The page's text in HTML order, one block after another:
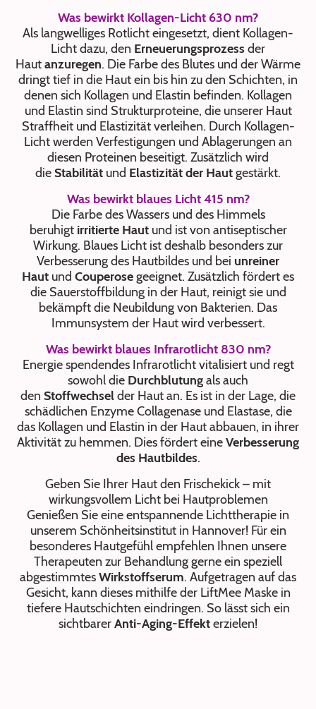
Was bewirkt Kollagen-Licht 630 nm?
Als langwelliges Rotlicht eingesetzt, dient Kollagen-
Licht dazu, den Erneuerungsprozess der
Hautanzuregen. Die Farbe des Blutes und der Wärme
dringt tief in die Haut ein bis hin zu den Schichten, in
denen sich Kollagen und Elastin befinden. Kollagen
und Elastin sind Strukturproteine, die unserer Haut
Straffheit und Elastizität verleihen. Durch Kollagen-
Licht werden Verfestigungen und Ablagerungen an
diesen Proteinen beseitigt. Zusätzlich wird
dieStabilität und Elastizität der Hautgestärkt.
Was bewirkt blaues Licht 415 nm?
Die Farbe des Wassers und des Himmels
beruhigt irritierte Hautund ist von antiseptischer
Wirkung. Blaues Licht ist deshalb besonders zur
Verbesserung des Hautbildes und bei unreiner
Haut und Couperosegeeignet. Zusätzlich fördert es
die Sauerstoffbildung in der Haut, reinigt sie und
bekämpft die Neubildung von Bakterien. Das
Immunsystem der Haut wird verbessert.
Was bewirkt blaues Infrarotlicht 830 nm?
Energie spendendes Infrarotlicht vitalisiert und regt
sowohl die Durchblutungals auch
den Stoffwechselder Haut an. Es ist in der Lage, die
schädlichen Enzyme Collagenase und Elastase, die
das Kollagen und Elastin in der Haut abbauen, in ihrer
Aktivität zu hemmen. Dies fördert eineVerbesserung
des Hautbildes.
Geben Sie Ihrer Haut den Frischekick – mit
wirkungsvollem Licht bei Hautproblemen
Genießen Sie eine entspannende Lichttherapie in
unserem Schönheitsinstitut in Hannover! Für ein
besonderes Hautgefühl empfehlen Ihnen unsere
Therapeuten zur Behandlung gerne ein speziell
abgestimmtesWirkstoffserum. Aufgetragen auf das
Gesicht, kann dieses mithilfe der LiftMee Maske in
tiefere Hautschichten eindringen. So lässt sich ein
sichtbarerAnti-Aging-Effekterzielen!